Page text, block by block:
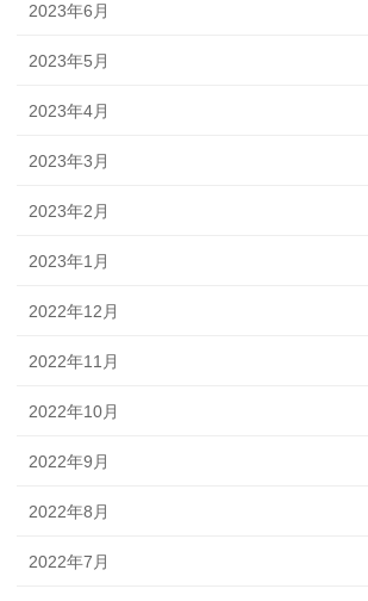
2023年6月
2023年5月
2023年4月
2023年3月
2023年2月
2023年1月
2022年12月
2022年11月
2022年10月
2022年9月
2022年8月
2022年7月